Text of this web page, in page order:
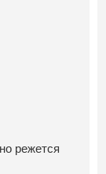
режется